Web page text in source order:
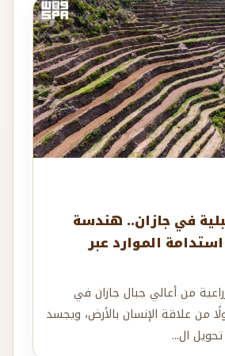
في جازان.. هندسة
الموارد عبر
من أعالي جبال جازان في
من علاقة الإنسان بالأرض، ويجسد
ال...